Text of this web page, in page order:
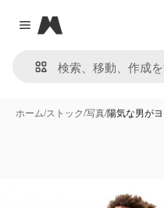
Close menu
Magnific
ホーム/ストック/写真/陽気な男が